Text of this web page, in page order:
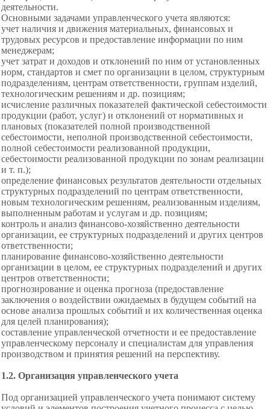
деятельности.
Основными задачами управленческого учета являются:
учет наличия и движения материальных, финансовых и
трудовых ресурсов и предоставление информации по ним
менеджерам;
учет затрат и доходов и отклонений по ним от установленных
норм, стандартов и смет по организации в целом, структурным
подразделениям, центрам ответственности, группам изделий,
технологическим решениям и др. позициям;
исчисление различных показателей фактической себестоимости
продукции (работ, услуг) и отклонений от нормативных и
плановых (показателей полной производственной
себестоимости, неполной производственной себестоимости,
полной себестоимости реализованной продукции,
себестоимости реализованной продукции по зонам реализации
и т. п.);
определение финансовых результатов деятельности отдельных
структурных подразделений по центрам ответственности,
новым технологическим решениям, реализованным изделиям,
выполненным работам и услугам и др. позициям;
контроль и анализ финансово-хозяйственно деятельности
организации, ее структурных подразделений и других центров
ответственности;
планирование финансово-хозяйственно деятельности
организации в целом, ее структурных подразделений и других
центров ответственности;
прогнозирование и оценка прогноза (предоставление
заключения о воздействии ожидаемых в будущем событий на
основе анализа прошлых событий и их количественная оценка
для целей планирования);
составление управленческой отчетности и ее предоставление
управленческому персоналу и специалистам для управления
производством и принятия решений на перспективу.
1.2. Организация управленческого учета
Под организацией управленческого учета понимают систему